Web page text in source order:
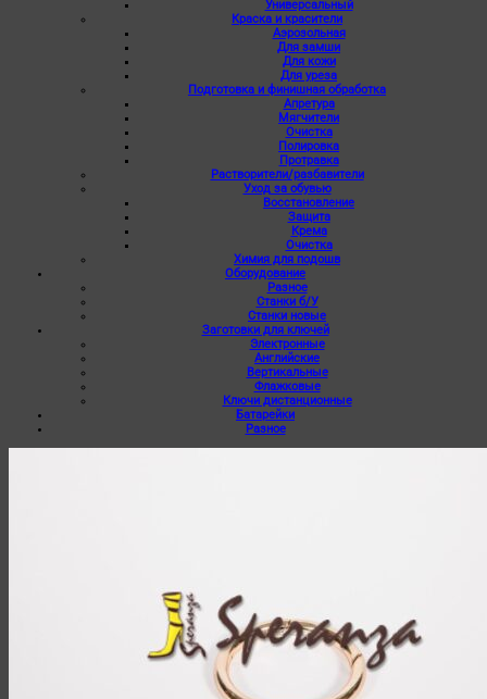
Универсальный
Краска и красители
Аэрозольная
Для замши
Для кожи
Для уреза
Подготовка и финишная обработка
Апретура
Мягчители
Очистка
Полировка
Протравка
Растворители/разбавители
Уход за обувью
Восстановление
Защита
Крема
Очистка
Химия для подошв
Оборудование
Разное
Станки б/У
Станки новые
Заготовки для ключей
Электронные
Английские
Вертикальные
Флажковые
Ключи дистанционные
Батарейки
Разное